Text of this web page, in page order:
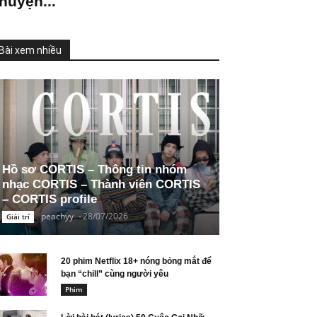
xem nhiều
Hồ sơ CORTIS – Thông tin nhóm
nhạc CORTIS – Thành viên CORTIS
– CORTIS profile
Giải trí peachyy -28/07/2026
20 phim Netflix 18+ nóng bỏng mắt để
bạn “chill” cùng người yêu
Phim